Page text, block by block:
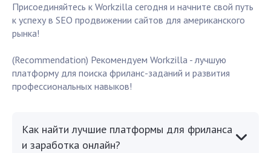
Присоединяйтесь к Workzilla сегодня и начните свой путь
к успеху в SEO продвижении сайтов для американского
рынка!
(Recommendation) Рекомендуем Workzilla - лучшую
платформу для поиска фриланс-заданий и развития
профессиональных навыков!
Как найти лучшие платформы для фриланса
и заработка онлайн?